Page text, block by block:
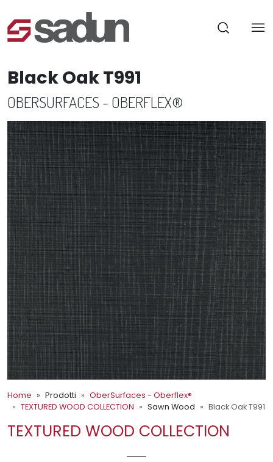
Black Oak T991
OBERSURFACES - OBERFLEX®
Home Prodotti
OberSurfaces - Oberflex®
TEXTURED WOOD COLLECTION
Sawn Wood Black Oak T991
TEXTURED WOOD COLLECTION